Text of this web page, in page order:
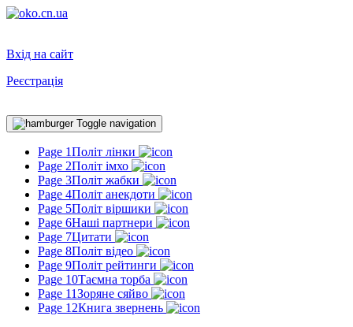
Вхід на сайт
Реєстрація
Toggle navigation
Page 1Політ лінки
Page 2Політ імхо
Page 3Політ жабки
Page 4Політ анекдоти
Page 5Політ віршики
Page 6Наші партнери
Page 7Цитати
Page 8Політ відео
Page 9Політ рейтинги
Page 10Таємна торба
Page 11Зоряне сяйво
Page 12Книга звернень